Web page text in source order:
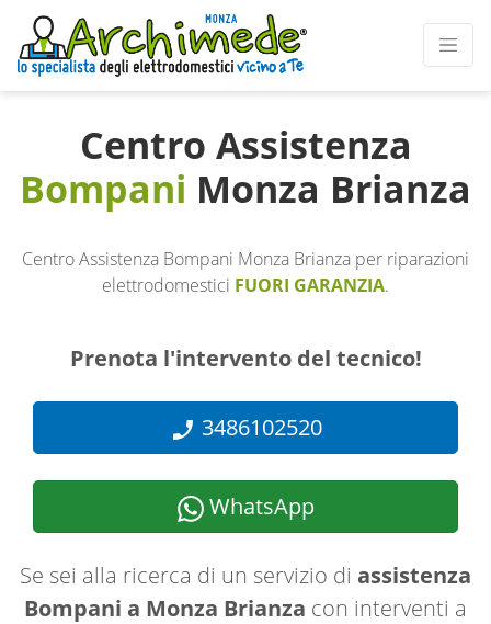
Centro Assistenza
Bompani Monza Brianza
Centro Assistenza Bompani Monza Brianza per riparazioni
elettrodomestici FUORI GARANZIA.
Prenota l'intervento del tecnico!
3486102520
WhatsApp
Se sei alla ricerca di un servizio di assistenza
Bompani a Monza Brianza con interventi a